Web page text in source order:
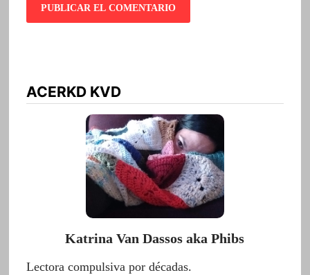
ACERKD KVD
Katrina Van Dassos aka Phibs
Lectora compulsiva por décadas.